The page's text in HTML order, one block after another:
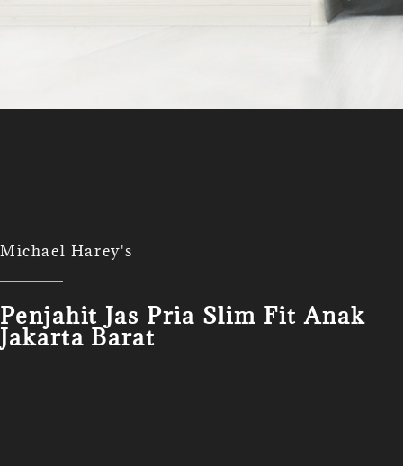
Michael Harey's
Penjahit Jas Pria Slim Fit Anak
Jakarta Barat